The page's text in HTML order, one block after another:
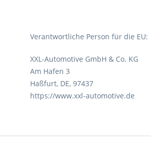
Verantwortliche Person für die EU:
XXL-Automotive GmbH & Co. KG
Am Hafen 3
Haßfurt, DE, 97437
https://www.xxl-automotive.de